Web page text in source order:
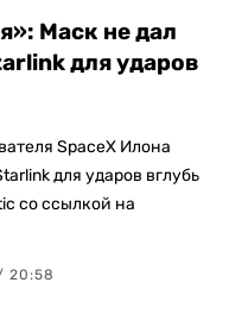
Маск не дал
для ударов
SpaceX Илона
для ударов вглубь
со ссылкой на
20:58